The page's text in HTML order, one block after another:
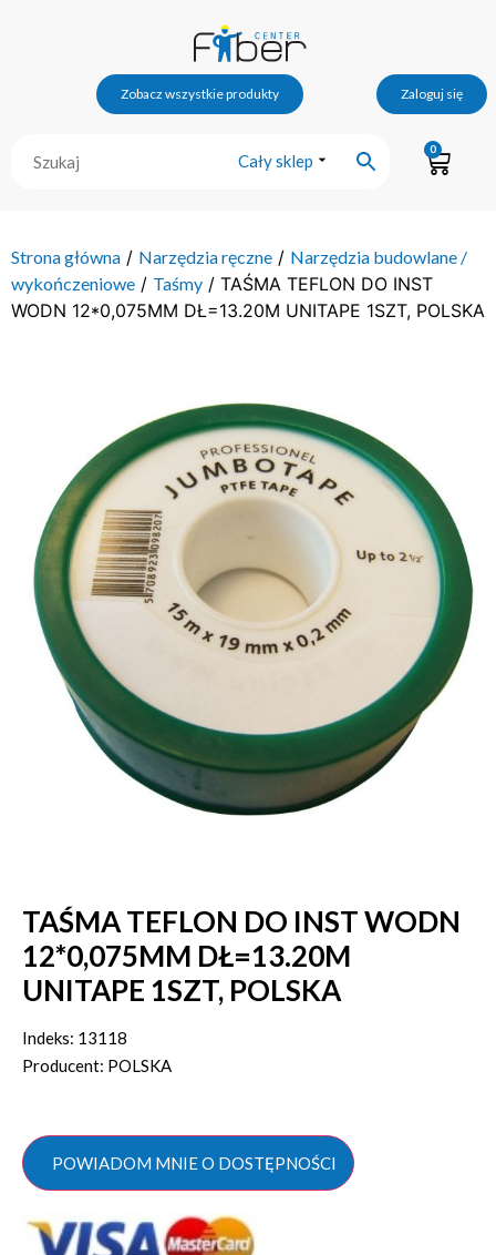
Zobacz wszystkie produkty Zaloguj się
Cały sklep
0
Strona główna / Narzędzia ręczne / Narzędzia budowlane /
wykończeniowe / Taśmy / TAŚMA TEFLON DO INST
WODN 12*0,075MM DŁ=13.20M UNITAPE 1SZT, POLSKA
TAŚMA TEFLON DO INST WODN
12*0,075MM DŁ=13.20M
UNITAPE 1SZT, POLSKA
Indeks: 13118
Producent: POLSKA
POWIADOM MNIE O DOSTĘPNOŚCI